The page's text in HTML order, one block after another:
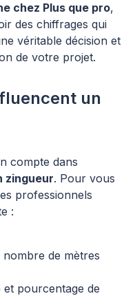
chez Plus que pro,
des chiffrages qui
véritable décision et
de votre projet.
un
compte dans
zingueur. Pour vous
professionnels
:
de mètres
pourcentage de